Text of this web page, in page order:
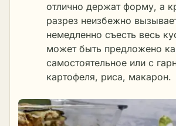
отлично держат форму, а
разрез неизбежно
немедленно съесть весь
может быть предложено
самостоятельное или с
картофеля, риса, макарон.